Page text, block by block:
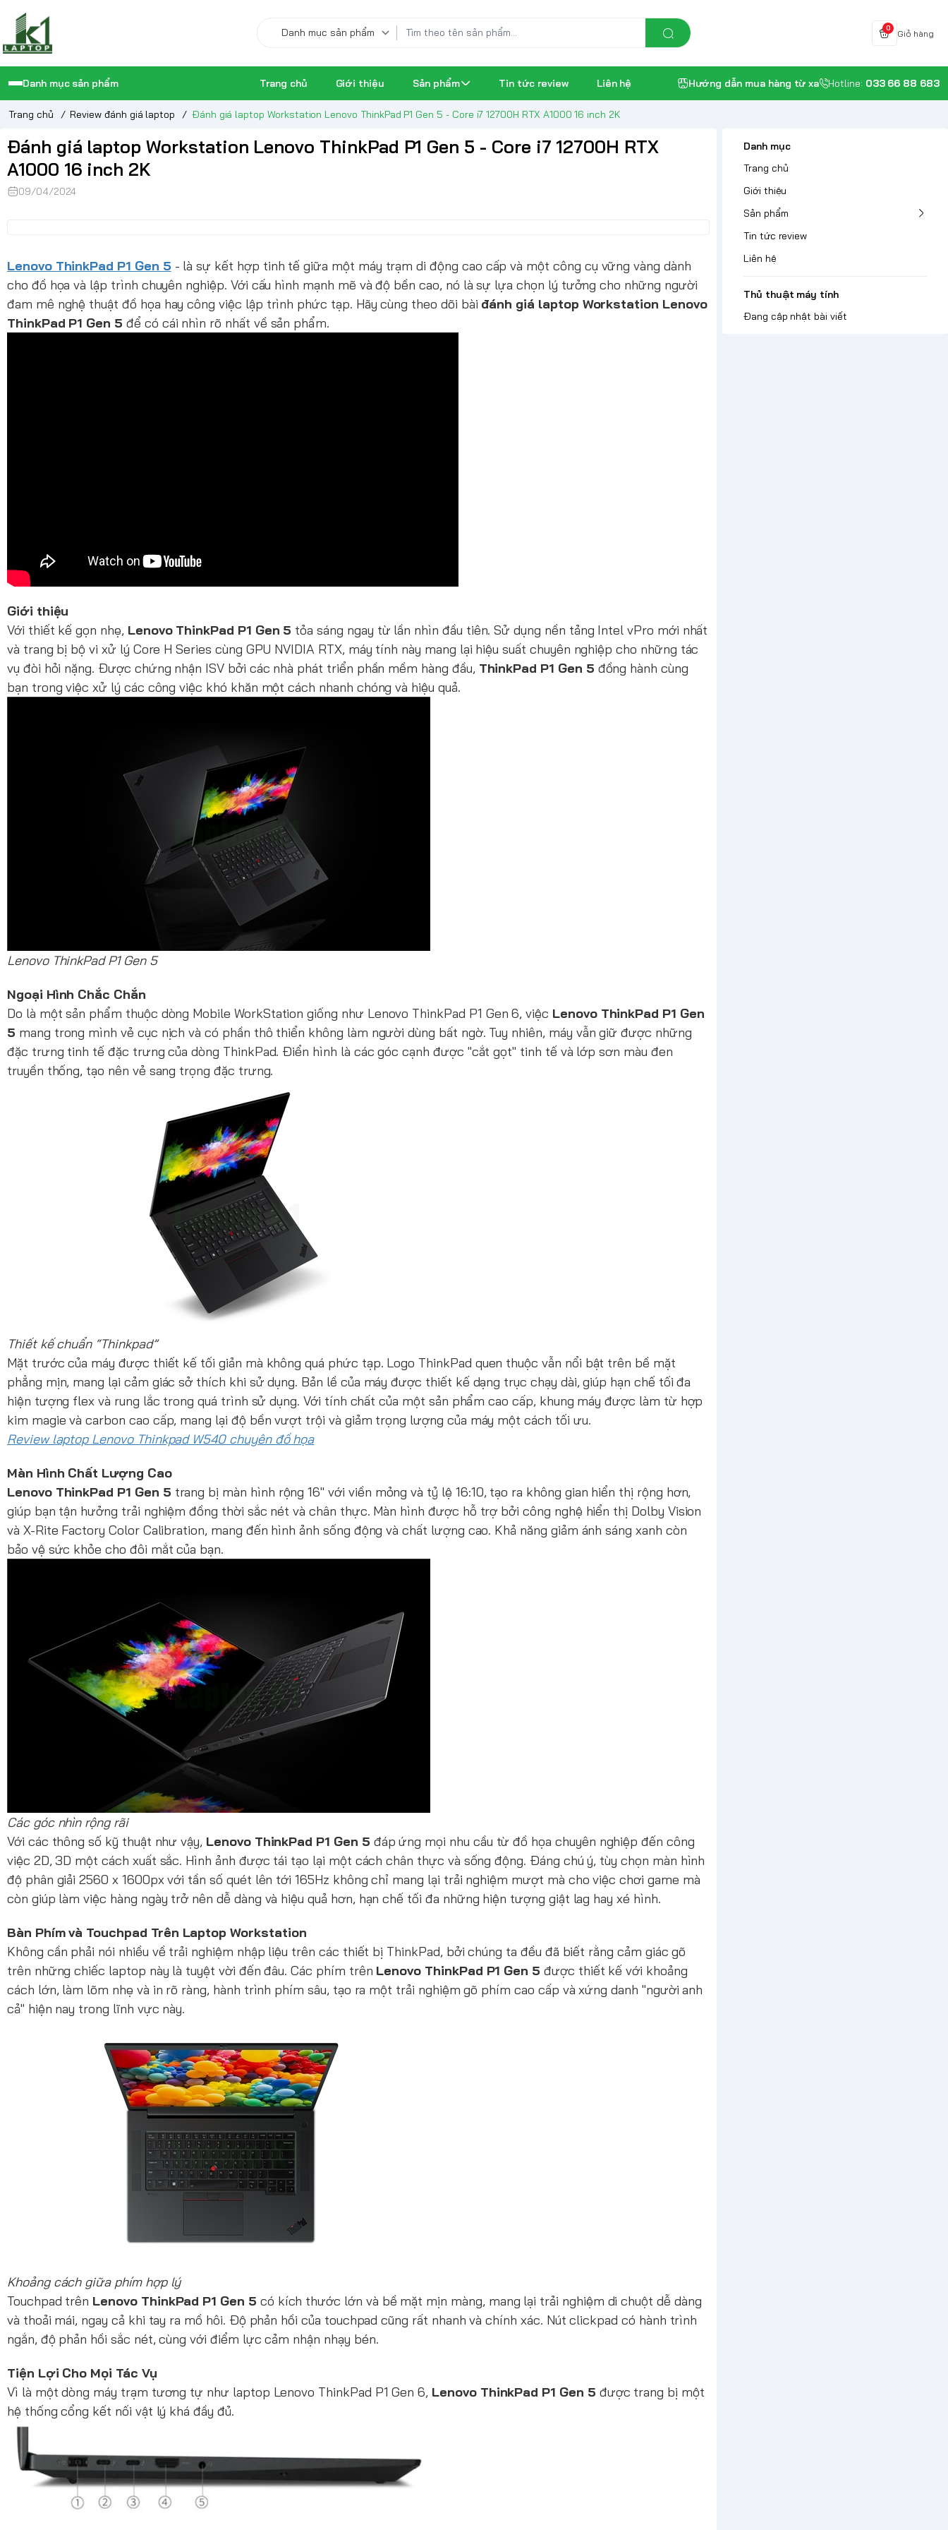
0
Giỏ hàng
Danh mục sản phẩm Trang chủ Giới thiệu Sản phẩm Tin tức review Liên hệ Hướng dẫn mua hàng từ xa Hotline: 033 66 88 683
Trang chủ / Review đánh giá laptop / Đánh giá laptop Workstation Lenovo ThinkPad P1 Gen 5 - Core i7 12700H RTX A1000 16 inch 2K
Đánh giá laptop Workstation Lenovo ThinkPad P1 Gen 5 - Core i7 12700H RTX
A1000 16 inch 2K
09/04/2024
Lenovo ThinkPad P1 Gen 5 - là sự kết hợp tinh tế giữa một máy trạm di động cao cấp và một công cụ vững vàng dành
cho đồ họa và lập trình chuyên nghiệp. Với cấu hình mạnh mẽ và độ bền cao, nó là sự lựa chọn lý tưởng cho những người
đam mê nghệ thuật đồ họa hay công việc lập trình phức tạp. Hãy cùng theo dõi bài đánh giá laptop Workstation Lenovo
ThinkPad P1 Gen 5 để có cái nhìn rõ nhất về sản phẩm.
Giới thiệu
Với thiết kế gọn nhẹ, Lenovo ThinkPad P1 Gen 5 tỏa sáng ngay từ lần nhìn đầu tiên. Sử dụng nền tảng Intel vPro mới nhất
và trang bị bộ vi xử lý Core H Series cùng GPU NVIDIA RTX, máy tính này mang lại hiệu suất chuyên nghiệp cho những tác
vụ đòi hỏi nặng. Được chứng nhận ISV bởi các nhà phát triển phần mềm hàng đầu, ThinkPad P1 Gen 5 đồng hành cùng
bạn trong việc xử lý các công việc khó khăn một cách nhanh chóng và hiệu quả.
Lenovo ThinkPad P1 Gen 5
Ngoại Hình Chắc Chắn
Do là một sản phẩm thuộc dòng Mobile WorkStation giống như Lenovo ThinkPad P1 Gen 6, việc Lenovo ThinkPad P1 Gen
5 mang trong mình vẻ cục nịch và có phần thô thiển không làm người dùng bất ngờ. Tuy nhiên, máy vẫn giữ được những
đặc trưng tinh tế đặc trưng của dòng ThinkPad. Điển hình là các góc cạnh được "cắt gọt" tinh tế và lớp sơn màu đen
truyền thống, tạo nên vẻ sang trọng đặc trưng.
Thiết kế chuẩn “Thinkpad”
Mặt trước của máy được thiết kế tối giản mà không quá phức tạp. Logo ThinkPad quen thuộc vẫn nổi bật trên bề mặt
phẳng mịn, mang lại cảm giác sở thích khi sử dụng. Bản lề của máy được thiết kế dạng trục chạy dài, giúp hạn chế tối đa
hiện tượng flex và rung lắc trong quá trình sử dụng. Với tính chất của một sản phẩm cao cấp, khung máy được làm từ hợp
kim magie và carbon cao cấp, mang lại độ bền vượt trội và giảm trọng lượng của máy một cách tối ưu.
Review laptop Lenovo Thinkpad W540 chuyên đồ họa
Màn Hình Chất Lượng Cao
Lenovo ThinkPad P1 Gen 5 trang bị màn hình rộng 16" với viền mỏng và tỷ lệ 16:10, tạo ra không gian hiển thị rộng hơn,
giúp bạn tận hưởng trải nghiệm đồng thời sắc nét và chân thực. Màn hình được hỗ trợ bởi công nghệ hiển thị Dolby Vision
và X-Rite Factory Color Calibration, mang đến hình ảnh sống động và chất lượng cao. Khả năng giảm ánh sáng xanh còn
bảo vệ sức khỏe cho đôi mắt của bạn.
Các góc nhìn rộng rãi
Với các thông số kỹ thuật như vậy, Lenovo ThinkPad P1 Gen 5 đáp ứng mọi nhu cầu từ đồ họa chuyên nghiệp đến công
việc 2D, 3D một cách xuất sắc. Hình ảnh được tái tạo lại một cách chân thực và sống động. Đáng chú ý, tùy chọn màn hình
độ phân giải 2560 x 1600px với tần số quét lên tới 165Hz không chỉ mang lại trải nghiệm mượt mà cho việc chơi game mà
còn giúp làm việc hàng ngày trở nên dễ dàng và hiệu quả hơn, hạn chế tối đa những hiện tượng giật lag hay xé hình.
Bàn Phím và Touchpad Trên Laptop Workstation
Không cần phải nói nhiều về trải nghiệm nhập liệu trên các thiết bị ThinkPad, bởi chúng ta đều đã biết rằng cảm giác gõ
trên những chiếc laptop này là tuyệt vời đến đâu. Các phím trên Lenovo ThinkPad P1 Gen 5 được thiết kế với khoảng
cách lớn, làm lõm nhẹ và in rõ ràng, hành trình phím sâu, tạo ra một trải nghiệm gõ phím cao cấp và xứng danh "người anh
cả" hiện nay trong lĩnh vực này.
Khoảng cách giữa phím hợp lý
Touchpad trên Lenovo ThinkPad P1 Gen 5 có kích thước lớn và bề mặt mịn màng, mang lại trải nghiệm di chuột dễ dàng
và thoải mái, ngay cả khi tay ra mồ hôi. Độ phản hồi của touchpad cũng rất nhanh và chính xác. Nút clickpad có hành trình
ngắn, độ phản hồi sắc nét, cùng với điểm lực cảm nhận nhạy bén.
Tiện Lợi Cho Mọi Tác Vụ
Vì là một dòng máy trạm tương tự như laptop Lenovo ThinkPad P1 Gen 6, Lenovo ThinkPad P1 Gen 5 được trang bị một
hệ thống cổng kết nối vật lý khá đầy đủ.
Danh mục
Trang chủ
Giới thiệu
Sản phẩm
Tin tức review
Liên hệ
Thủ thuật máy tính
Đang cập nhật bài viết